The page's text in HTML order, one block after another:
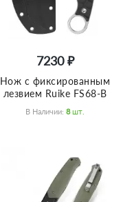
7230 ₽
Нож с фиксированным
лезвием Ruike FS68-B
В Наличии: 8 Шт.